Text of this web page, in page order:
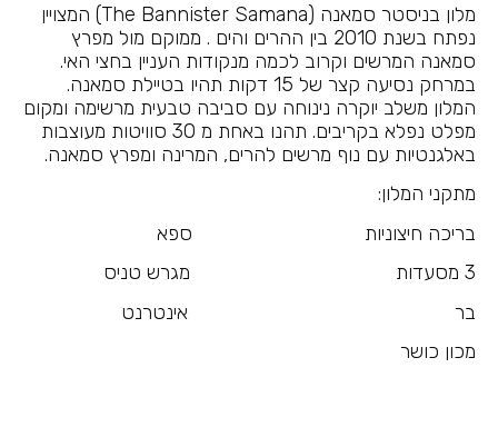
מלון בניסטר סמאנה (The Bannister Samana) המצויין
נפתח בשנת 2010 בין ההרים והים . ממוקם מול מפרץ
סמאנה המרשים וקרוב לכמה מנקודות העניין בחצי האי.
במרחק נסיעה קצר של 15 דקות תהיו בטיילת סמאנה.
המלון משלב יוקרה נינוחה עם סביבה טבעית מרשימה ומקום
מפלט נפלא בקריבים. תהנו באחת מ 30 סוויטות מעוצבות
באלגנטיות עם נוף מרשים להרים, המרינה ומפרץ סמאנה.
מתקני המלון:
בריכה חיצוניות ספא
3 מסעדות מגרש טניס
בר אינטרנט
מכון כושר